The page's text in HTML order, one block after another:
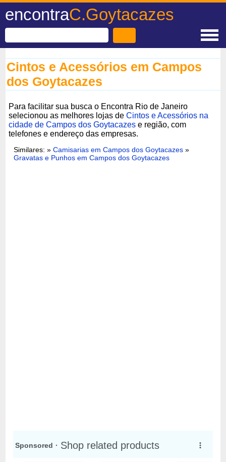
encontraC.Goytacazes
Cintos e Acessórios em Campos
dos Goytacazes
Para facilitar sua busca o Encontra Rio de Janeiro
selecionou as melhores lojas deCintos e Acessórios na
cidade de Campos dos Goytacazes e região, com
telefones e endereço das empresas.
Similares: »Camisarias em Campos dos Goytacazes »
Gravatas e Punhos em Campos dos Goytacazes